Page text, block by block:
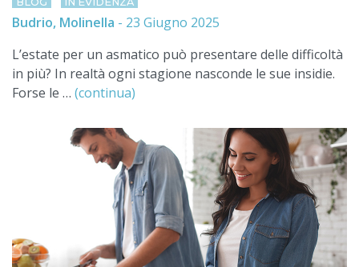
Budrio, Molinella - 23 Giugno 2025
L’estate per un asmatico può presentare delle difficoltà
in più? In realtà ogni stagione nasconde le sue insidie.
Forse le … (continua)